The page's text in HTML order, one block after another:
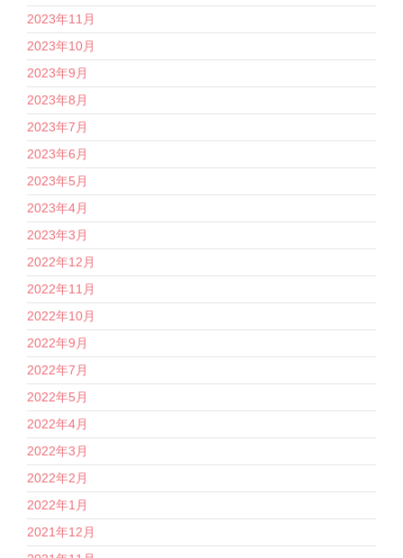
2023年11月
2023年10月
2023年9月
2023年8月
2023年7月
2023年6月
2023年5月
2023年4月
2023年3月
2022年12月
2022年11月
2022年10月
2022年9月
2022年7月
2022年5月
2022年4月
2022年3月
2022年2月
2022年1月
2021年12月